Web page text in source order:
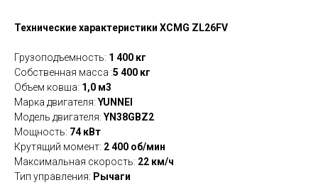
Технические характеристики XCMG ZL26FV
Грузоподъемность: 1 400 кг
Собственная масса :5 400 кг
Объем ковша: 1,0 м3
Марка двигателя: YUNNEI
Модель двигателя: YN38GBZ2
Мощность: 74 кВт
Крутящий момент: 2 400 об/мин
Максимальная скорость: 22 км/ч
Тип управления: Рычаги